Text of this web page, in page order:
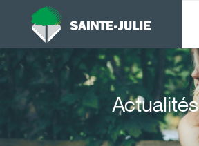
Actualités